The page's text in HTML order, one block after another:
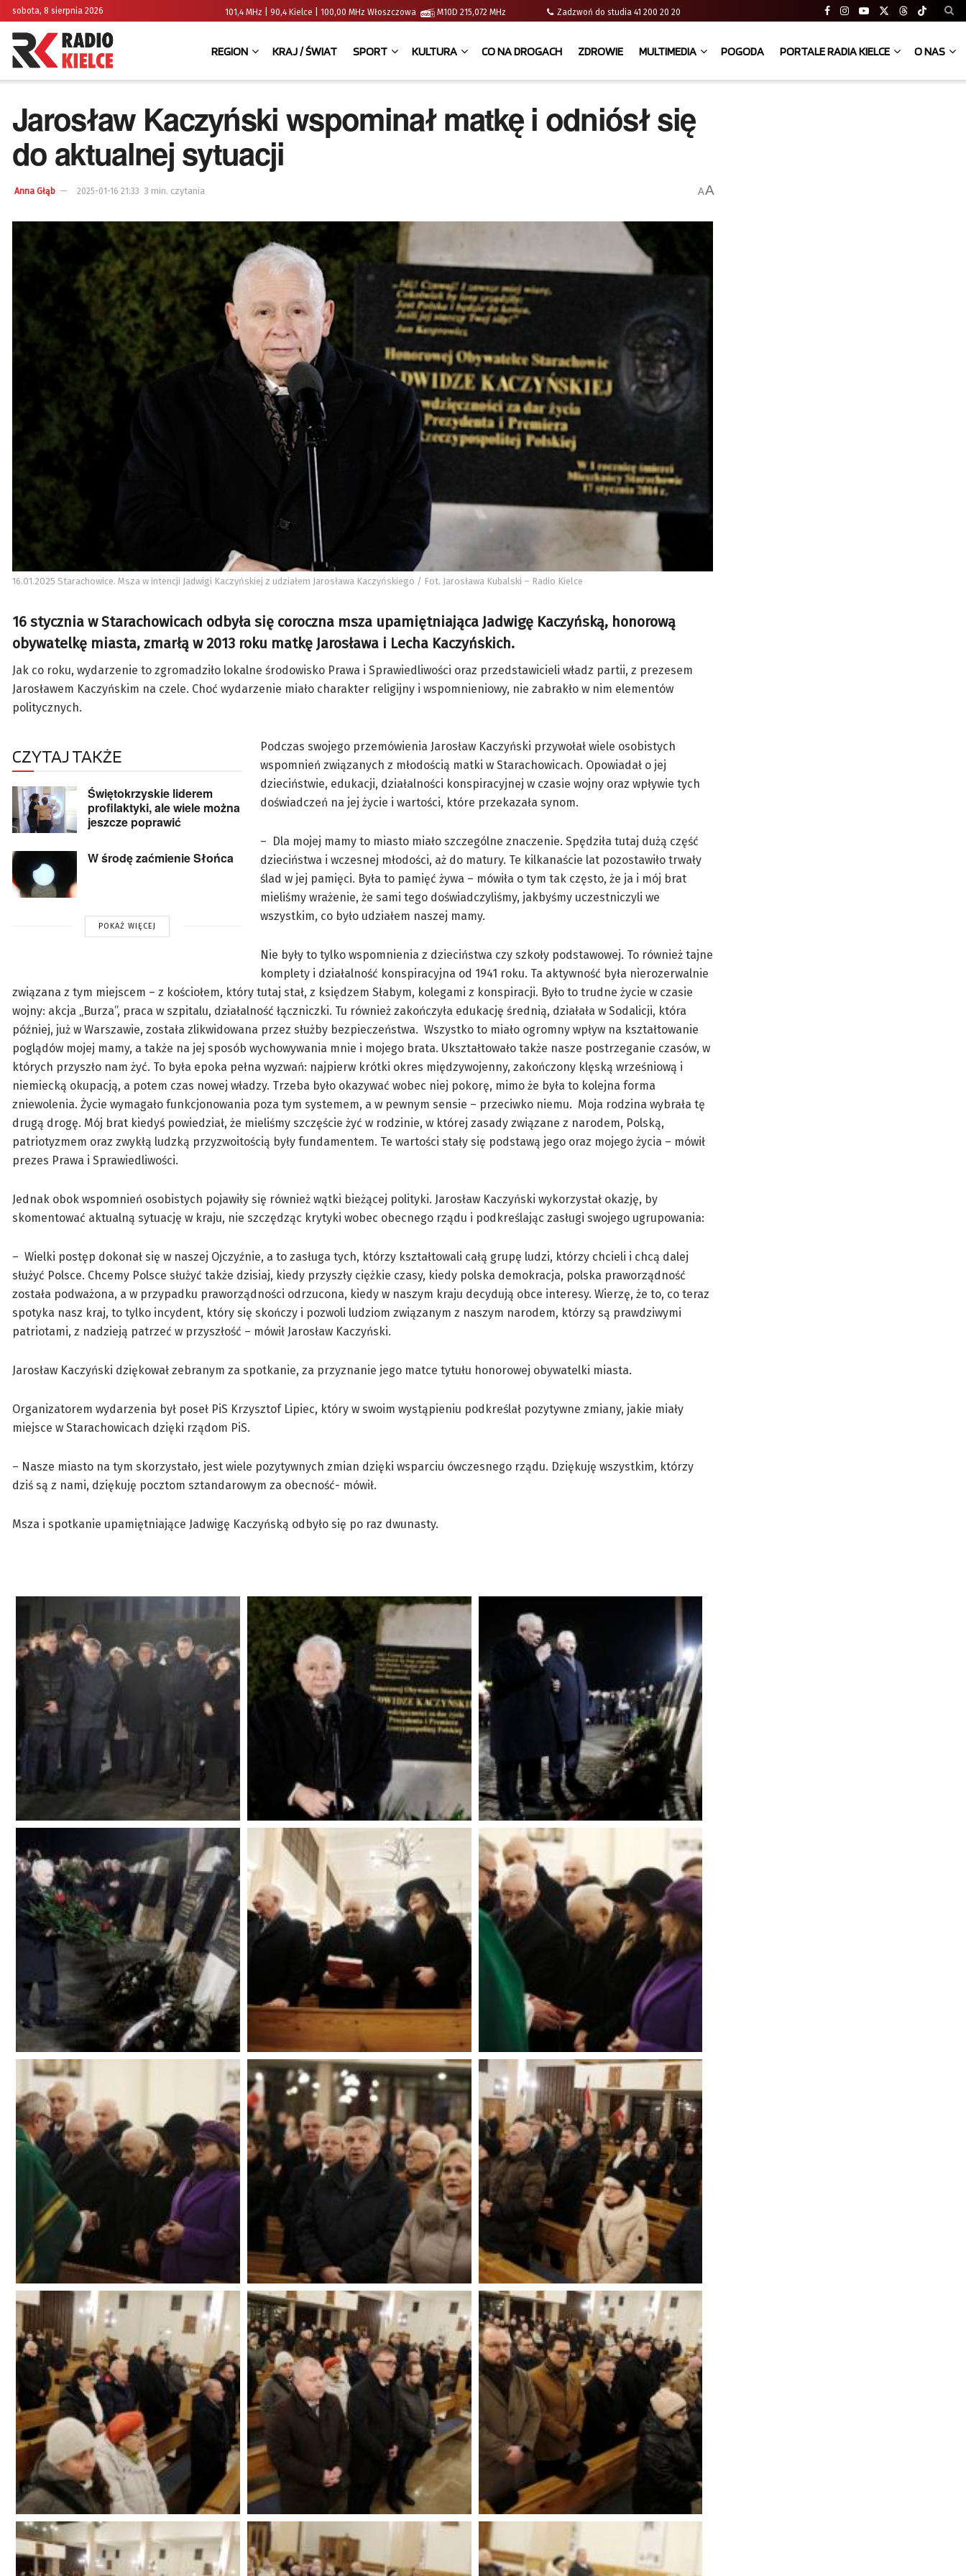
sobota, 8 sierpnia 2026 101,4 MHz | 90,4 Kielce | 100,00 MHz Włoszczowa M10D 215,072 MHz Zadzwoń do studia 41 200 20 20
REGION KRAJ / ŚWIAT SPORT KULTURA CO NA DROGACH ZDROWIE MULTIMEDIA POGODA PORTALE RADIA KIELCE O NAS
Jarosław Kaczyński wspominał matkę i odniósł się
do aktualnej sytuacji
Anna Głąb 2025-01-16 21:33 3 min. czytania AA
16.01.2025 Starachowice. Msza w intencji Jadwigi Kaczyńskiej z udziałem Jarosława Kaczyńskiego / Fot. Jarosława Kubalski – Radio Kielce
16 stycznia w Starachowicach odbyła się coroczna msza upamiętniająca Jadwigę Kaczyńską, honorową
obywatelkę miasta, zmarłą w 2013 roku matkę Jarosława i Lecha Kaczyńskich.
Jak co roku, wydarzenie to zgromadziło lokalne środowisko Prawa i Sprawiedliwości oraz przedstawicieli władz partii, z prezesem
Jarosławem Kaczyńskim na czele. Choć wydarzenie miało charakter religijny i wspomnieniowy, nie zabrakło w nim elementów
politycznych.
CZYTAJ TAKŻE
Świętokrzyskie liderem
profilaktyki, ale wiele można
jeszcze poprawić
W środę zaćmienie Słońca
POKAŻ WIĘCEJ
Podczas swojego przemówienia Jarosław Kaczyński przywołał wiele osobistych
wspomnień związanych z młodością matki w Starachowicach. Opowiadał o jej
dzieciństwie, edukacji, działalności konspiracyjnej w czasie wojny oraz wpływie tych
doświadczeń na jej życie i wartości, które przekazała synom.
– Dla mojej mamy to miasto miało szczególne znaczenie. Spędziła tutaj dużą część
dzieciństwa i wczesnej młodości, aż do matury. Te kilkanaście lat pozostawiło trwały
ślad w jej pamięci. Była to pamięć żywa – mówiła o tym tak często, że ja i mój brat
mieliśmy wrażenie, że sami tego doświadczyliśmy, jakbyśmy uczestniczyli we
wszystkim, co było udziałem naszej mamy.
Nie były to tylko wspomnienia z dzieciństwa czy szkoły podstawowej. To również tajne
komplety i działalność konspiracyjna od 1941 roku. Ta aktywność była nierozerwalnie
związana z tym miejscem – z kościołem, który tutaj stał, z księdzem Słabym, kolegami z konspiracji. Było to trudne życie w czasie
wojny: akcja „Burza”, praca w szpitalu, działalność łączniczki. Tu również zakończyła edukację średnią, działała w Sodalicji, która
później, już w Warszawie, została zlikwidowana przez służby bezpieczeństwa. Wszystko to miało ogromny wpływ na kształtowanie
poglądów mojej mamy, a także na jej sposób wychowywania mnie i mojego brata. Ukształtowało także nasze postrzeganie czasów, w
których przyszło nam żyć. To była epoka pełna wyzwań: najpierw krótki okres międzywojenny, zakończony klęską wrześniową i
niemiecką okupacją, a potem czas nowej władzy. Trzeba było okazywać wobec niej pokorę, mimo że była to kolejna forma
zniewolenia. Życie wymagało funkcjonowania poza tym systemem, a w pewnym sensie – przeciwko niemu. Moja rodzina wybrała tę
drugą drogę. Mój brat kiedyś powiedział, że mieliśmy szczęście żyć w rodzinie, w której zasady związane z narodem, Polską,
patriotyzmem oraz zwykłą ludzką przyzwoitością były fundamentem. Te wartości stały się podstawą jego oraz mojego życia – mówił
prezes Prawa i Sprawiedliwości.
Jednak obok wspomnień osobistych pojawiły się również wątki bieżącej polityki. Jarosław Kaczyński wykorzystał okazję, by
skomentować aktualną sytuację w kraju, nie szczędząc krytyki wobec obecnego rządu i podkreślając zasługi swojego ugrupowania:
– Wielki postęp dokonał się w naszej Ojczyźnie, a to zasługa tych, którzy kształtowali całą grupę ludzi, którzy chcieli i chcą dalej
służyć Polsce. Chcemy Polsce służyć także dzisiaj, kiedy przyszły ciężkie czasy, kiedy polska demokracja, polska praworządność
została podważona, a w przypadku praworządności odrzucona, kiedy w naszym kraju decydują obce interesy. Wierzę, że to, co teraz
spotyka nasz kraj, to tylko incydent, który się skończy i pozwoli ludziom związanym z naszym narodem, którzy są prawdziwymi
patriotami, z nadzieją patrzeć w przyszłość – mówił Jarosław Kaczyński.
Jarosław Kaczyński dziękował zebranym za spotkanie, za przyznanie jego matce tytułu honorowej obywatelki miasta.
Organizatorem wydarzenia był poseł PiS Krzysztof Lipiec, który w swoim wystąpieniu podkreślał pozytywne zmiany, jakie miały
miejsce w Starachowicach dzięki rządom PiS.
– Nasze miasto na tym skorzystało, jest wiele pozytywnych zmian dzięki wsparciu ówczesnego rządu. Dziękuję wszystkim, którzy
dziś są z nami, dziękuję pocztom sztandarowym za obecność- mówił.
Msza i spotkanie upamiętniające Jadwigę Kaczyńską odbyło się po raz dwunasty.